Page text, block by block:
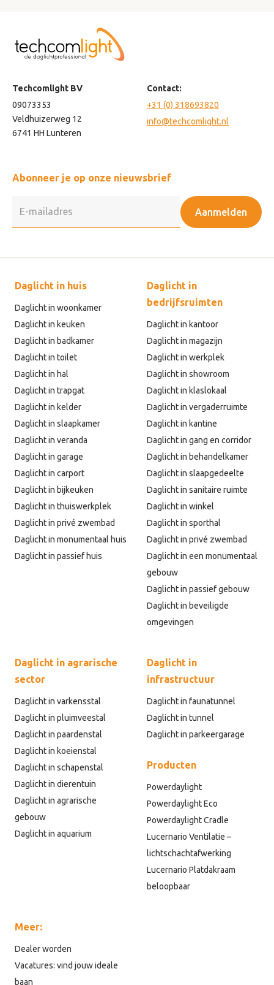
Techcomlight BV
09073353
Veldhuizerweg 12
6741 HH Lunteren
Contact:
+31 (0) 318693820
info@techcomlight.nl
Abonneer je op onze nieuwsbrief
Aanmelden
Daglicht in huis
Daglicht in woonkamer
Daglicht in keuken
Daglicht in badkamer
Daglicht in toilet
Daglicht in hal
Daglicht in trapgat
Daglicht in kelder
Daglicht in slaapkamer
Daglicht in veranda
Daglicht in garage
Daglicht in carport
Daglicht in bijkeuken
Daglicht in thuiswerkplek
Daglicht in privé zwembad
Daglicht in monumentaal huis
Daglicht in passief huis
Daglicht in
bedrijfsruimten
Daglicht in kantoor
Daglicht in magazijn
Daglicht in werkplek
Daglicht in showroom
Daglicht in klaslokaal
Daglicht in vergaderruimte
Daglicht in kantine
Daglicht in gang en corridor
Daglicht in behandelkamer
Daglicht in slaapgedeelte
Daglicht in sanitaire ruimte
Daglicht in winkel
Daglicht in sporthal
Daglicht in privé zwembad
Daglicht in een monumentaal
gebouw
Daglicht in passief gebouw
Daglicht in beveiligde
omgevingen
Daglicht in agrarische
sector
Daglicht in varkensstal
Daglicht in pluimveestal
Daglicht in paardenstal
Daglicht in koeienstal
Daglicht in schapenstal
Daglicht in dierentuin
Daglicht in agrarische
gebouw
Daglicht in aquarium
Daglicht in
infrastructuur
Daglicht in faunatunnel
Daglicht in tunnel
Daglicht in parkeergarage
Producten
Powerdaylight
Powerdaylight Eco
Powerdaylight Cradle
Lucernario Ventilatie –
lichtschachtafwerking
Lucernario Platdakraam
beloopbaar
Meer:
Dealer worden
Vacatures: vind jouw ideale
baan